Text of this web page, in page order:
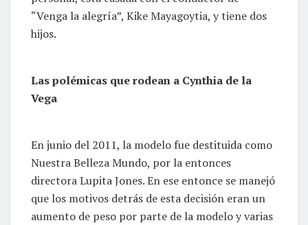
“Venga la alegría”, Kike Mayagoytia, y tiene dos
hijos.
Las polémicas que rodean a Cynthia de la
Vega
En junio del 2011, la modelo fue destituida como
Nuestra Belleza Mundo, por la entonces
directora Lupita Jones. En ese entonce se manejó
que los motivos detrás de esta decisión eran un
aumento de peso por parte de la modelo y varias